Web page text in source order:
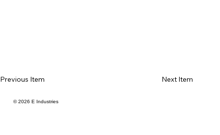
Previous Item Next Item
© 2026 E Industries